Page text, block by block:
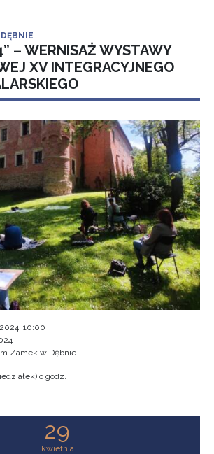
– WERNISAŻ WYSTAWY
XV INTEGRACYJNEGO
10:00
Zamek w Dębnie
o godz.
29
kwietnia